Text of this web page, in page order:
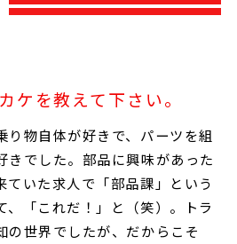
ケを教えて下さい。
り物自体が好きで、パーツを組
きでした。部品に興味があった
ていた求人で「部品課」という
、「これだ！」と（笑）。トラ
の世界でしたが、だからこそ